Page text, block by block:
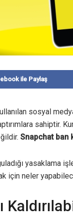
ile Paylaş
sosyal
sahiptir.
Snapchat ban
yasaklama
için neler